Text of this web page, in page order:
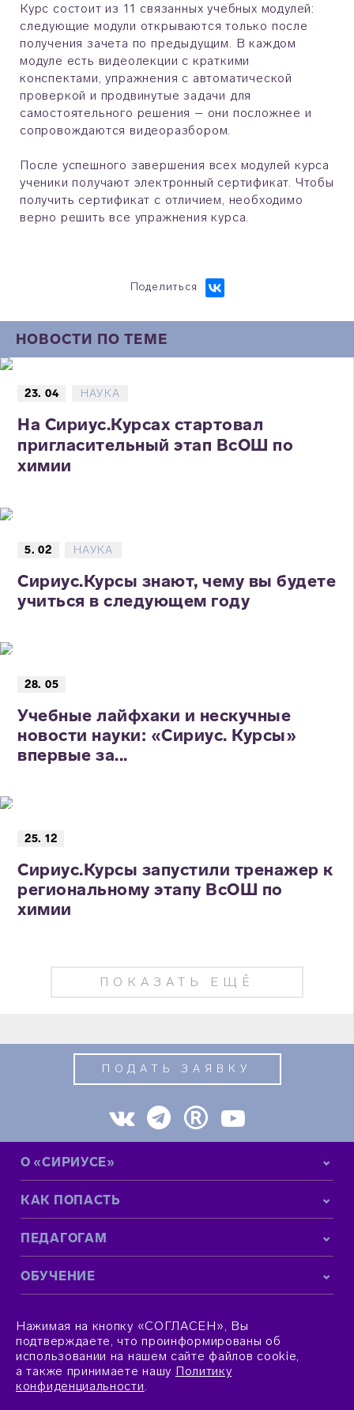
Курс состоит из 11 связанных учебных модулей:
следующие модули открываются только после
получения зачета по предыдущим. В каждом
модуле есть видеолекции с краткими
конспектами, упражнения с автоматической
проверкой и продвинутые задачи для
самостоятельного решения – они посложнее и
сопровождаются видеоразбором.
После успешного завершения всех модулей курса
ученики получают электронный сертификат. Чтобы
получить сертификат с отличием, необходимо
верно решить все упражнения курса.
Поделиться
НОВОСТИ ПО ТЕМЕ
23. 04 НАУКА
На Сириус.Курсах стартовал
пригласительный этап ВсОШ по
химии
5. 02 НАУКА
Сириус.Курсы знают, чему вы будете
учиться в следующем году
28. 05
Учебные лайфхаки и нескучные
новости науки: «Сириус. Курсы»
впервые за...
25. 12
Сириус.Курсы запустили тренажер к
региональному этапу ВсОШ по
химии
ПОКАЗАТЬ ЕЩЁ
ПОДАТЬ ЗАЯВКУ
О «СИРИУСЕ»
КАК ПОПАСТЬ
ПЕДАГОГАМ
ОБУЧЕНИЕ
Нажимая на кнопку «СОГЛАСЕН», Вы
подтверждаете, что проинформированы об
использовании на нашем сайте файлов cookie,
а также принимаете нашу Политику
конфиденциальности.